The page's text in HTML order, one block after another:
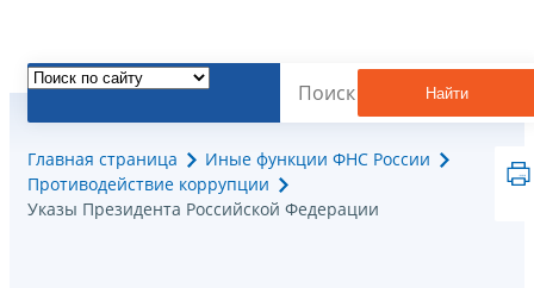
Найти
Главная страница
Иные функции ФНС России
Противодействие коррупции
Указы Президента Российской Федерации